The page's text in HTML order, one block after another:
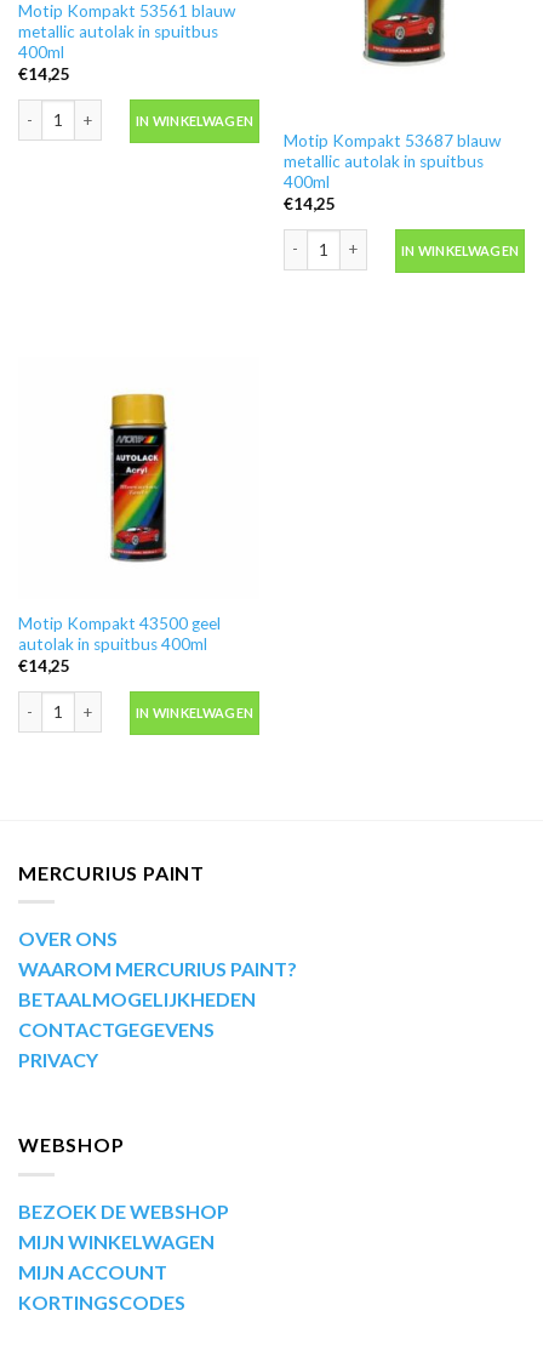
Motip Kompakt 53561 blauw
metallic autolak in spuitbus
400ml
€14,25
Motip Kompakt 53561 blauw metallic autolak in spuitbus 400ml aantal
IN WINKELWAGEN
Motip Kompakt 53687 blauw
metallic autolak in spuitbus
400ml
€14,25
IN WINKELWAGEN
Motip Kompakt 43500 geel
autolak in spuitbus 400ml
€14,25
Motip Kompakt 43500 geel autolak in spuitbus 400ml aantal
IN WINKELWAGEN
MERCURIUS PAINT
OVER ONS
WAAROM MERCURIUS PAINT?
BETAALMOGELIJKHEDEN
CONTACTGEGEVENS
PRIVACY
WEBSHOP
BEZOEK DE WEBSHOP
MIJN WINKELWAGEN
MIJN ACCOUNT
KORTINGSCODES